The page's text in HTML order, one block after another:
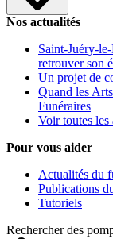
Nos actualités
Saint-Juéry-
retrouver son
Un projet de
Quand les
Funéraires
Voir toutes les
Pour vous aider
Actualités du
Publications
Tutoriels
Rechercher des